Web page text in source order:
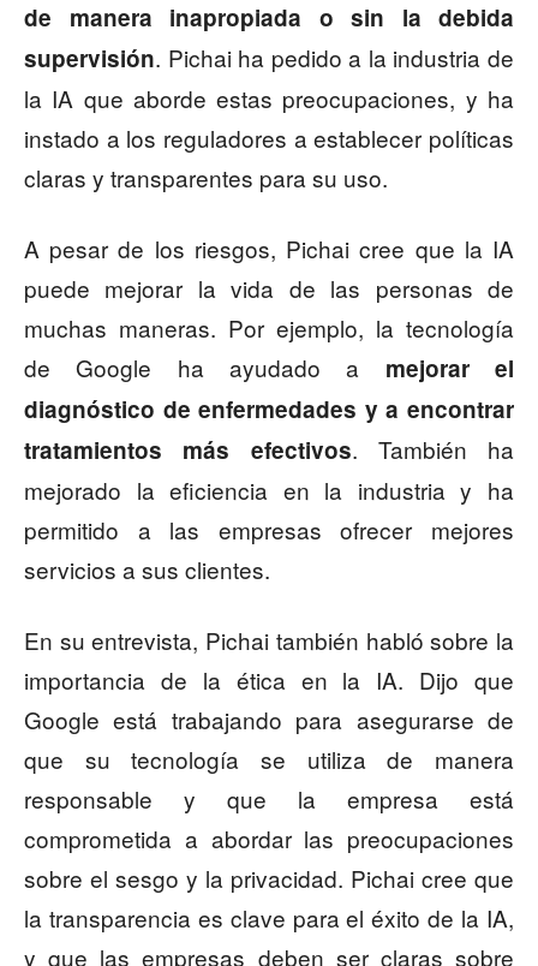
de manera inapropiada o sin la debida
supervisión. Pichai ha pedido a la industria de
la IA que aborde estas preocupaciones, y ha
instado a los reguladores a establecer políticas
claras y transparentes para su uso.
A pesar de los riesgos, Pichai cree que la IA
puede mejorar la vida de las personas de
muchas maneras. Por ejemplo, la tecnología
de Google ha ayudado a mejorar el
diagnóstico de enfermedades y a encontrar
tratamientos más efectivos. También ha
mejorado la eficiencia en la industria y ha
permitido a las empresas ofrecer mejores
servicios a sus clientes.
En su entrevista, Pichai también habló sobre la
importancia de la ética en la IA. Dijo que
Google está trabajando para asegurarse de
que su tecnología se utiliza de manera
responsable y que la empresa está
comprometida a abordar las preocupaciones
sobre el sesgo y la privacidad. Pichai cree que
la transparencia es clave para el éxito de la IA,
y que las empresas deben ser claras sobre